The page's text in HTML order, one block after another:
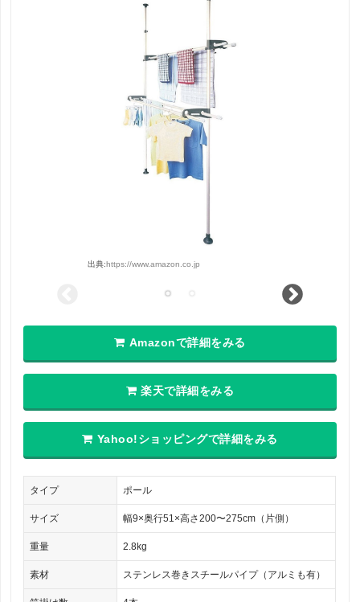
出典: https://www.amazon.co.jp
Amazonで詳細をみる
楽天で詳細をみる
Yahoo!ショッピングで詳細をみる
タイプ ポール
サイズ 幅9×奥行51×高さ200〜275cm（片側）
重量 2.8kg
素材 ステンレス巻きスチールパイプ（アルミも有）